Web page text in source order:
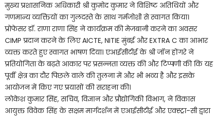
मुख्य प्रशासनिक अधिकारी श्री कुमोद कुमार ने विशिष्ट अतिथियों और
गणमान्य व्यक्तियों का गुलदस्ते के साथ गर्मजोशी से स्वागत किया।
प्रोफेसर डॉ. राणा राणा सिंह ने कार्यक्रम की मेजबानी करने का अवसर
CIMP प्रदान करने के लिए AICTE, NITIE मुंबई और EXTRA C का आभार
व्यक्त करते हुए स्वागत भाषण दिया। एआईसीटीई के श्री जॉन होंगरे ने
प्रतियोगिता के बढ़ते आकार पर प्रसन्नता व्यक्त की और टिप्पणी की कि यह
पूर्वी क्षेत्र का दौर पिछले वाले की तुलना में और भी भव्य है और इसके
आयोजन में किए गए प्रयासों की सराहना की।
लोकेश कुमार सिंह, सचिव, विज्ञान और प्रौद्योगिकी विभाग, ने विकास
आयुक्त विवेक सिंह के सक्षम मार्गदर्शन में एआईसीटीई और एक्स्ट्रा-सी द्वारा